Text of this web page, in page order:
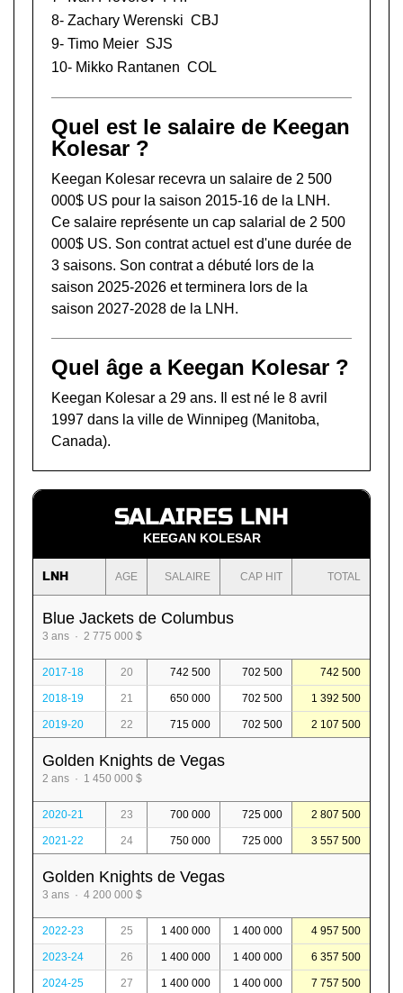
8- Zachary Werenski CBJ
9- Timo Meier SJS
10- Mikko Rantanen COL
Quel est le salaire de Keegan
Kolesar ?
Keegan Kolesar recevra un salaire de 2 500
000$ US pour la saison 2015-16 de la LNH.
Ce salaire représente un cap salarial de 2 500
000$ US. Son contrat actuel est d'une durée de
3 saisons. Son contrat a débuté lors de la
saison 2025-2026 et terminera lors de la
saison 2027-2028 de la LNH.
Quel âge a Keegan Kolesar ?
Keegan Kolesar a 29 ans. Il est né le 8 avril
1997 dans la ville de Winnipeg (Manitoba,
Canada).
SALAIRES LNH
KEEGAN KOLESAR
LNH AGE SALAIRE CAP HIT TOTAL
Blue Jackets de Columbus
3 ans · 2 775 000 $
2017-18 20 742 500 702 500 742 500
2018-19 21 650 000 702 500 1 392 500
2019-20 22 715 000 702 500 2 107 500
Golden Knights de Vegas
2 ans · 1 450 000 $
2020-21 23 700 000 725 000 2 807 500
2021-22 24 750 000 725 000 3 557 500
Golden Knights de Vegas
3 ans · 4 200 000 $
2022-23 25 1 400 000 1 400 000 4 957 500
2023-24 26 1 400 000 1 400 000 6 357 500
2024-25 27 1 400 000 1 400 000 7 757 500